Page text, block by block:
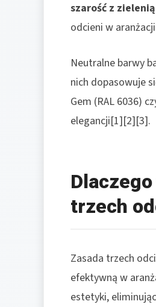
szarość z
odcieni w
Neutralne barwy
nich dopasowuje
Gem (RAL 6036)
elegancji[1][2][3].
trzech
Zasada trzech
efektywną w
estetyki,